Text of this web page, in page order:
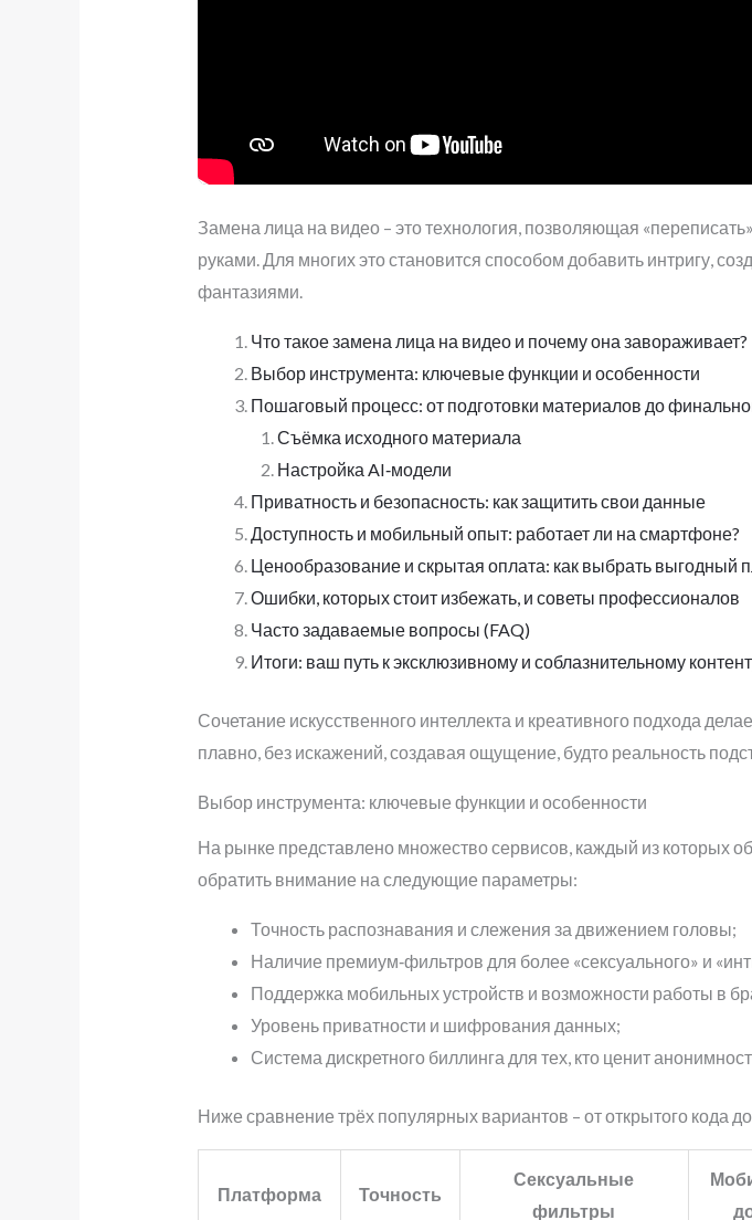
Замена лица на видео – это технология, позволяющая
руками. Для многих это становится способом добавить интригу,
фантазиями.
Что такое замена лица на видео и почему она завораживает?
Выбор инструмента: ключевые функции и особенности
Пошаговый процесс: от подготовки материалов до
Съёмка исходного материала
Настройка AI‑модели
Приватность и безопасность: как защитить свои данные
Доступность и мобильный опыт: работает ли на смартфоне?
Ценообразование и скрытая оплата: как выбрать выгодный
Ошибки, которых стоит избежать, и советы профессионалов
Часто задаваемые вопросы (FAQ)
Итоги: ваш путь к эксклюзивному и соблазнительному
Сочетание искусственного интеллекта и креативного подхода
плавно, без искажений, создавая ощущение, будто реальность
Выбор инструмента: ключевые функции и особенности
На рынке представлено множество сервисов, каждый из которых
обратить внимание на следующие параметры:
Точность распознавания и слежения за движением головы;
Наличие премиум‑фильтров для более «сексуального» и
Поддержка мобильных устройств и возможности работы в
Уровень приватности и шифрования данных;
Система дискретного биллинга для тех, кто ценит
Ниже сравнение трёх популярных вариантов – от открытого кода
Платформа Точность
Сексуальные
фильтры